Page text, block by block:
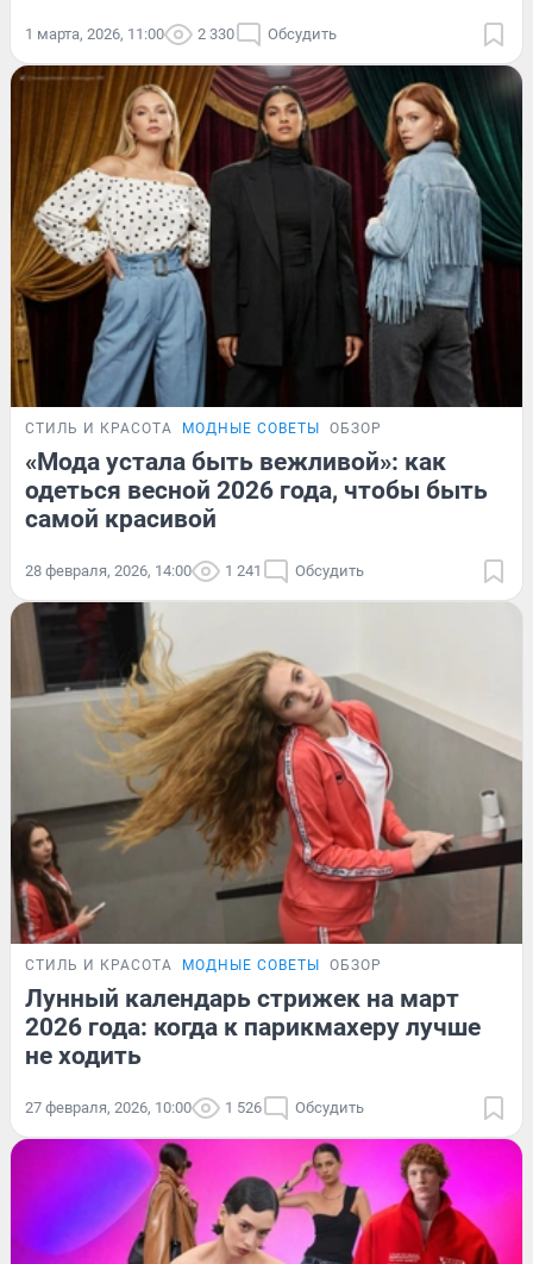
1 марта, 2026, 11:00 2 330 Обсудить
СТИЛЬ И КРАСОТА МОДНЫЕ СОВЕТЫ ОБЗОР
«Мода устала быть вежливой»: как
одеться весной 2026 года, чтобы быть
самой красивой
28 февраля, 2026, 14:00 1 241 Обсудить
СТИЛЬ И КРАСОТА МОДНЫЕ СОВЕТЫ ОБЗОР
Лунный календарь стрижек на март
2026 года: когда к парикмахеру лучше
не ходить
27 февраля, 2026, 10:00 1 526 Обсудить